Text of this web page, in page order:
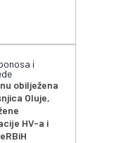
i
obilježena
Oluje,
HV-a i